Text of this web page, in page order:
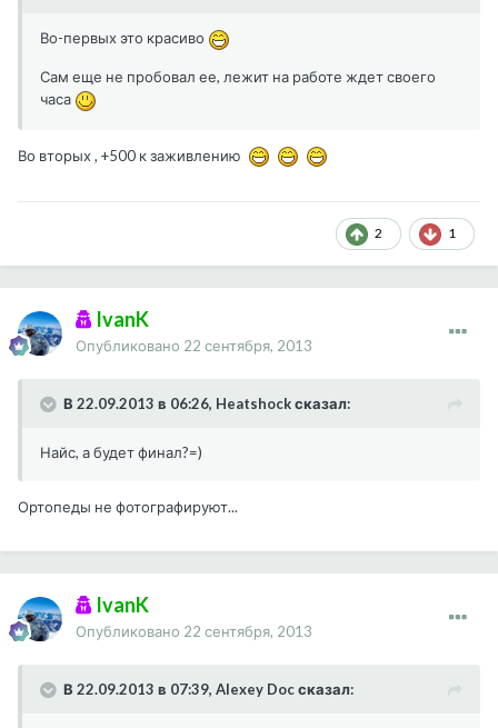
Во-первых это красиво
Сам еще не пробовал ее, лежит на работе ждет своего
часа
Во вторых , +500 к заживлению
2 1
IvanK
Опубликовано 22 сентября, 2013
В 22.09.2013 в 06:26, Heatshock сказал:
Найс, а будет финал?=)
Ортопеды не фотографируют...
IvanK
Опубликовано 22 сентября, 2013
В 22.09.2013 в 07:39, Alexey Doc сказал: